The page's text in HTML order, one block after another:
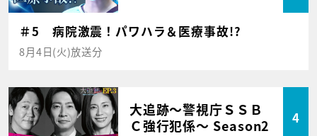
＃5 病院激震！パワハラ＆医療事故!?
8月4日(火)放送分
大追跡～警視庁ＳＳＢ
Ｃ強行犯係～ Season2
4